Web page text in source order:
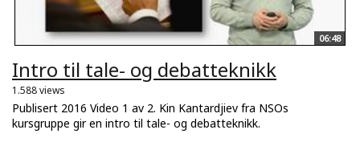
06:48
Intro til tale- og debatteknikk
1.588 views
Publisert 2016 Video 1 av 2. Kin Kantardjiev fra NSOs
kursgruppe gir en intro til tale- og debatteknikk.